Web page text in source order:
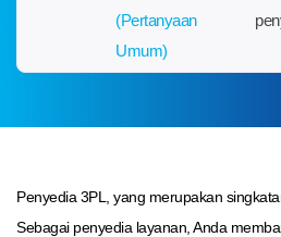
(Pertanyaan
Umum)
Penyedia 3PL, yang merupakan
Sebagai penyedia layanan, Anda